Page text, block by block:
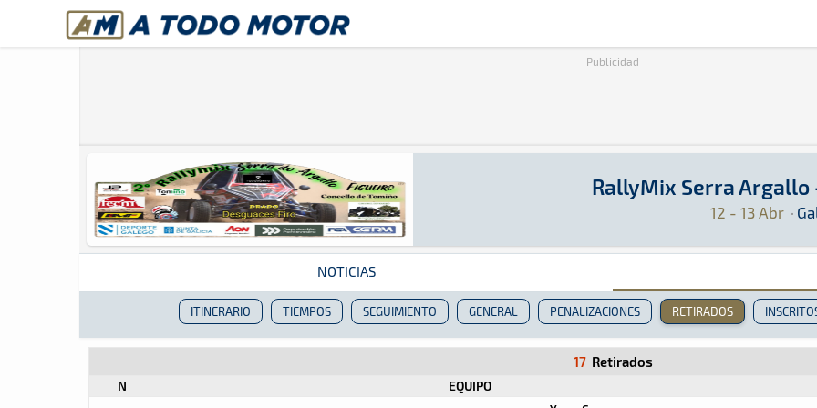
A Todo Motor· Revista del motor desde 1999
Revista del motor desde 1999
Publicidad
RallyMix Serra Argallo - Figueiró 2025
RallyMix Serra Argallo
12 - 13 Abr ·
Rally · RallyMix Serra Argallo - Figueiró
NOTICIAS
ITINERARIO TIEMPOS SEGUIMIENTO GENERAL PENALIZACIONES RETIRADOS
17 Retirados
N EQUIPO